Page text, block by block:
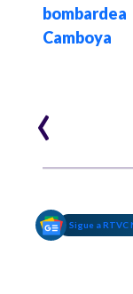
bombardea
Camboya
‹
Sigue a